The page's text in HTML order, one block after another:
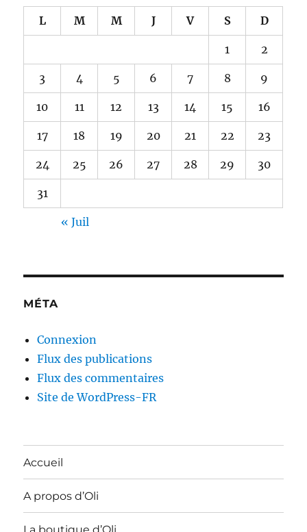
L M M J V S D
1 2
3 4 5 6 7 8 9
10 11 12 13 14 15 16
17 18 19 20 21 22 23
24 25 26 27 28 29 30
31
« Juil
MÉTA
Connexion
Flux des publications
Flux des commentaires
Site de WordPress-FR
Accueil
A propos d’Oli
La boutique d’Oli